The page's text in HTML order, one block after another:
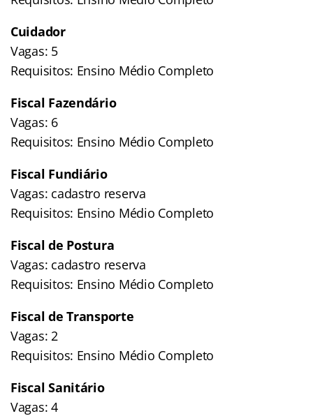
Cuidador
Vagas: 5
Requisitos: Ensino Médio Completo
Fiscal Fazendário
Vagas: 6
Requisitos: Ensino Médio Completo
Fiscal Fundiário
Vagas: cadastro reserva
Requisitos: Ensino Médio Completo
Fiscal de Postura
Vagas: cadastro reserva
Requisitos: Ensino Médio Completo
Fiscal de Transporte
Vagas: 2
Requisitos: Ensino Médio Completo
Fiscal Sanitário
Vagas: 4